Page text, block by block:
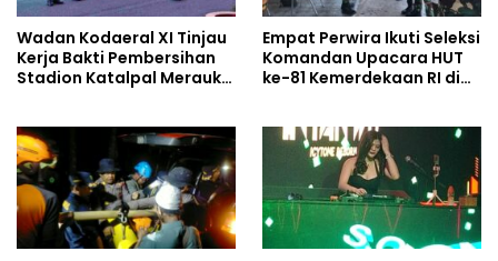
Wadan Kodaeral XI Tinjau
Kerja Bakti Pembersihan
Stadion Katalpal Merauke,
Empat Perwira Ikuti Seleksi
Komandan Upacara HUT
ke-81 Kemerdekaan RI di